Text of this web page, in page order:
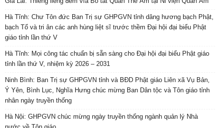
Hà Tĩnh: Chư Tôn đức Ban Trị sự GHPGVN tỉnh dâng hương bạch Phật,
bạch Tổ và tri ân các anh hùng liệt sĩ trước thềm Đại hội đại biểu Phật
giáo tỉnh lần thứ V
Hà Tĩnh: Mọi công tác chuẩn bị sẵn sàng cho Đại hội đại biểu Phật giáo
tỉnh lần thứ V, nhiệm kỳ 2026 – 2031
Ninh Bình: Ban Trị sự GHPGVN tỉnh và BĐD Phật giáo Liên xã Vụ Bản,
Ý Yên, Bình Lục, Nghĩa Hưng chúc mừng Ban Dân tộc và Tôn giáo tỉnh
nhân ngày truyền thống
Hà Nội: GHPGVN chúc mừng ngày truyền thống ngành quản lý Nhà